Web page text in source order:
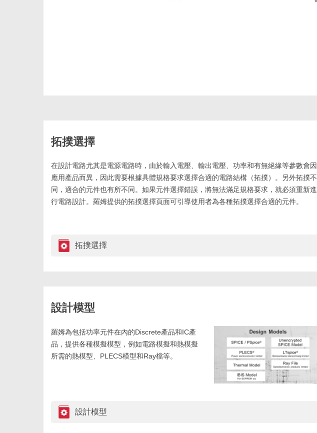
拓撲選擇
在設計電路尤其是電源電路時，由於輸入電壓、輸出電壓、功率和有無絕緣等參數會因
應用產品而異，因此需要根據具體規格要求選擇合適的電路結構（拓撲）。另外拓撲不
同，適合的元件也有所不同。如果元件選擇錯誤，將無法滿足規格要求，就必須重新進
行電路設計。羅姆提供的拓撲選擇頁面可引導使用者為各種拓撲選擇合適的元件。
拓撲選擇
設計模型
羅姆為包括功率元件在內的Discrete產品和IC產
品，提供各種模擬模型，例如電路模擬和熱模擬
所需的熱模型、PLECS模型和Ray檔等。
設計模型